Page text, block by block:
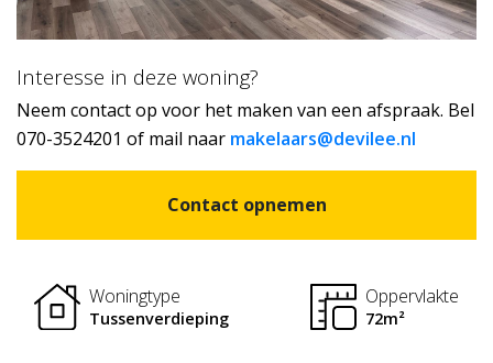
Interesse in deze woning?
Neem contact op voor het maken van een afspraak. Bel
070-3524201 of mail naar makelaars@devilee.nl
Contact opnemen
Woningtype
Tussenverdieping
Oppervlakte
72m²